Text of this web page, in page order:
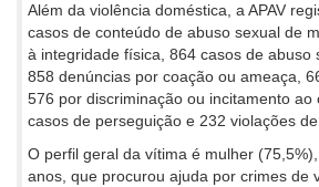
Além da violência doméstica, a APAV
casos de conteúdo de abuso sexual de
à integridade física, 864 casos de abuso
858 denúncias por coação ou ameaça,
576 por discriminação ou incitamento ao
casos de perseguição e 232 violações
O perfil geral da vítima é mulher
anos, que procurou ajuda por crimes de